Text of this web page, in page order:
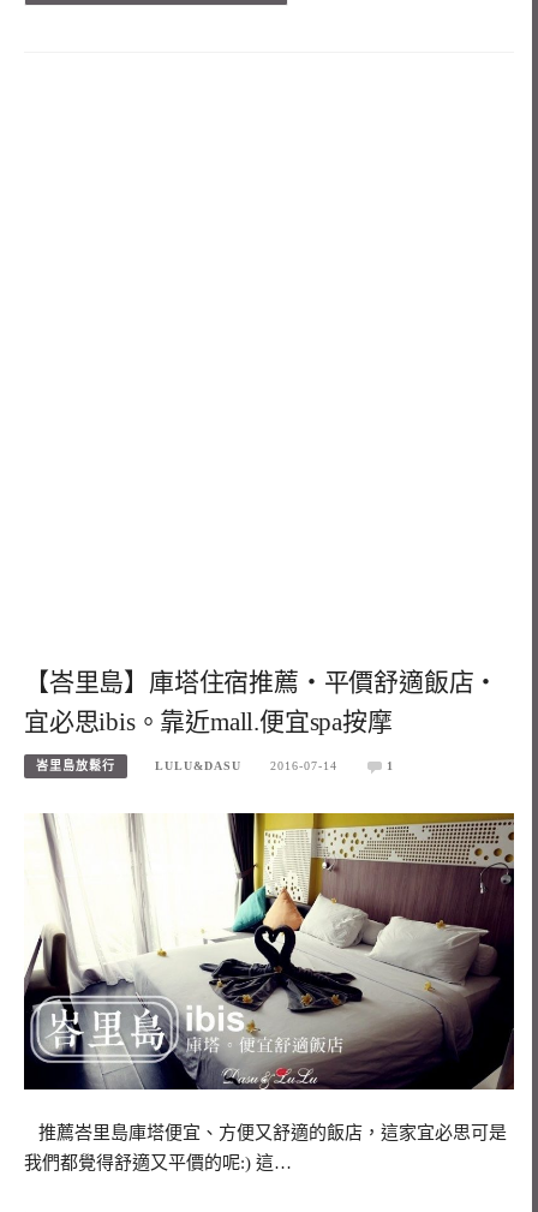
【峇里島】庫塔住宿推薦‧平價舒適飯店‧
宜必思ibis。靠近mall.便宜spa按摩
峇里島放鬆行 LULU&DASU 2016-07-14 1
推薦峇里島庫塔便宜、方便又舒適的飯店，這家宜必思可是
我們都覺得舒適又平價的呢:) 這…